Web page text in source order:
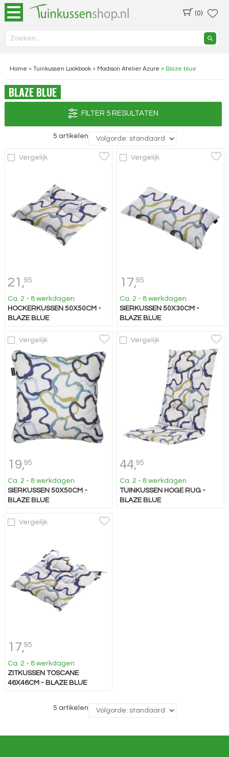
(0)
Home » Tuinkussen Lookbook» Madison Atelier Azure » Blaze blue
BLAZE BLUE
FILTER 5 RESULTATEN
5 artikelen
Vergelijk
21,95
Ca. 2 - 8 werkdagen
HOCKERKUSSEN 50X50CM -
BLAZE BLUE
Vergelijk
17,95
Ca. 2 - 8 werkdagen
SIERKUSSEN 50X30CM -
BLAZE BLUE
Vergelijk
19,95
Ca. 2 - 8 werkdagen
SIERKUSSEN 50X50CM -
BLAZE BLUE
Vergelijk
44,95
Ca. 2 - 8 werkdagen
TUINKUSSEN HOGE RUG -
BLAZE BLUE
Vergelijk
17,95
Ca. 2 - 8 werkdagen
ZITKUSSEN TOSCANE
46X46CM - BLAZE BLUE
5 artikelen